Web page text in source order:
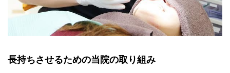
長持ちさせるための当院の取り組み